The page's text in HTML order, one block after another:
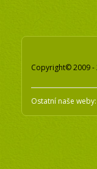
Copyright© 2009 -
Ostatní naše weby: